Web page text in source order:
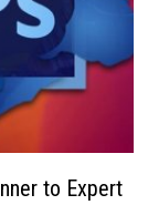
to Expert